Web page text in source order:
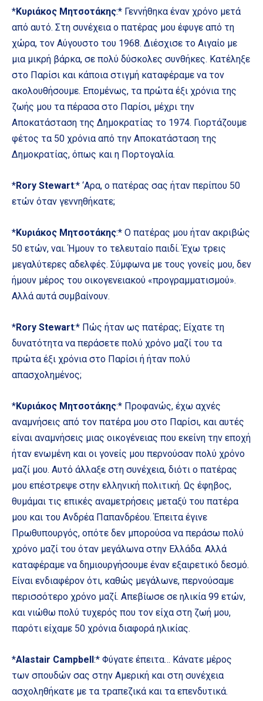
*Κυριάκος Μητσοτάκης:* Γεννήθηκα έναν χρόνο μετά
από αυτό. Στη συνέχεια ο πατέρας μου έφυγε από τη
χώρα, τον Αύγουστο του 1968. Διέσχισε το Αιγαίο με
μια μικρή βάρκα, σε πολύ δύσκολες συνθήκες. Κατέληξε
στο Παρίσι και κάποια στιγμή καταφέραμε να τον
ακολουθήσουμε. Επομένως, τα πρώτα έξι χρόνια της
ζωής μου τα πέρασα στο Παρίσι, μέχρι την
Αποκατάσταση της Δημοκρατίας το 1974. Γιορτάζουμε
φέτος τα 50 χρόνια από την Αποκατάσταση της
Δημοκρατίας, όπως και η Πορτογαλία.
*Rory Stewart:* ‘Αρα, ο πατέρας σας ήταν περίπου 50
ετών όταν γεννηθήκατε;
*Κυριάκος Μητσοτάκης:* Ο πατέρας μου ήταν ακριβώς
50 ετών, ναι. Ήμουν το τελευταίο παιδί. Έχω τρεις
μεγαλύτερες αδελφές. Σύμφωνα με τους γονείς μου, δεν
ήμουν μέρος του οικογενειακού «προγραμματισμού».
Αλλά αυτά συμβαίνουν.
*Rory Stewart:* Πώς ήταν ως πατέρας; Είχατε τη
δυνατότητα να περάσετε πολύ χρόνο μαζί του τα
πρώτα έξι χρόνια στο Παρίσι ή ήταν πολύ
απασχολημένος;
*Κυριάκος Μητσοτάκης:* Προφανώς, έχω αχνές
αναμνήσεις από τον πατέρα μου στο Παρίσι, και αυτές
είναι αναμνήσεις μιας οικογένειας που εκείνη την εποχή
ήταν ενωμένη και οι γονείς μου περνούσαν πολύ χρόνο
μαζί μου. Αυτό άλλαξε στη συνέχεια, διότι ο πατέρας
μου επέστρεψε στην ελληνική πολιτική. Ως έφηβος,
θυμάμαι τις επικές αναμετρήσεις μεταξύ του πατέρα
μου και του Ανδρέα Παπανδρέου. Έπειτα έγινε
Πρωθυπουργός, οπότε δεν μπορούσα να περάσω πολύ
χρόνο μαζί του όταν μεγάλωνα στην Ελλάδα. Αλλά
καταφέραμε να δημιουργήσουμε έναν εξαιρετικό δεσμό.
Είναι ενδιαφέρον ότι, καθώς μεγάλωνε, περνούσαμε
περισσότερο χρόνο μαζί. Απεβίωσε σε ηλικία 99 ετών,
και νιώθω πολύ τυχερός που τον είχα στη ζωή μου,
παρότι είχαμε 50 χρόνια διαφορά ηλικίας.
*Alastair Campbell :* Φύγατε έπειτα… Κάνατε μέρος
των σπουδών σας στην Αμερική και στη συνέχεια
ασχοληθήκατε με τα τραπεζικά και τα επενδυτικά.